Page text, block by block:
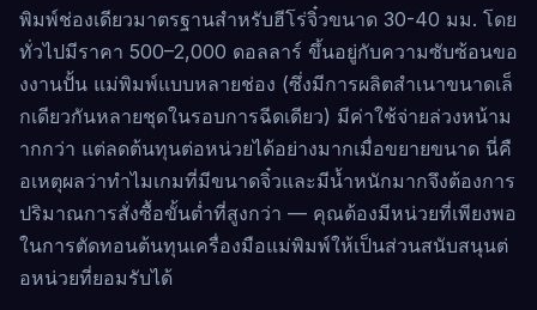
พิมพ์ช่องเดียวมาตรฐานสำหรับฮีโร่จิ๋วขนาด 30-40 มม. โดย
ทั่วไปมีราคา 500–2,000 ดอลลาร์ ขึ้นอยู่กับความซับซ้อนขอ
งงานปั้น แม่พิมพ์แบบหลายช่อง (ซึ่งมีการผลิตสำเนาขนาดเล็
กเดียวกันหลายชุดในรอบการฉีดเดียว) มีค่าใช้จ่ายล่วงหน้าม
ากกว่า แต่ลดต้นทุนต่อหน่วยได้อย่างมากเมื่อขยายขนาด นี่คื
อเหตุผลว่าทำไมเกมที่มีขนาดจิ๋วและมีน้ำหนักมากจึงต้องการ
ปริมาณการสั่งซื้อขั้นต่ำที่สูงกว่า — คุณต้องมีหน่วยที่เพียงพอ
ในการตัดทอนต้นทุนเครื่องมือแม่พิมพ์ให้เป็นส่วนสนับสนุนต่
อหน่วยที่ยอมรับได้